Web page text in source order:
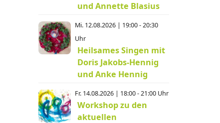
und Annette Blasius
Mi. 12.08.2026 | 19:00 - 20:30
Uhr
Heilsames Singen mit
Doris Jakobs-Hennig
und Anke Hennig
Fr. 14.08.2026 | 18:00 - 21:00 Uhr
Workshop zu den
aktuellen